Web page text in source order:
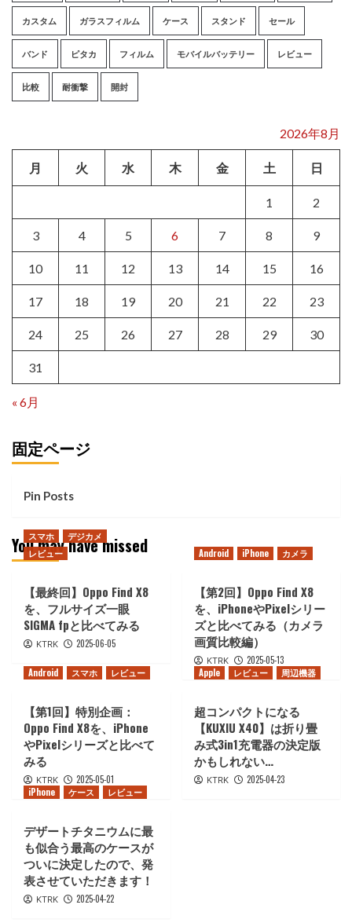
カスタム ガラスフィルム ケース スタンド セール
バンド ピタカ フィルム モバイルバッテリー レビュー
比較 耐衝撃 開封
2026年8月
月 火 水 木 金 土 日
1 2
3 4 5 6 7 8 9
10 11 12 13 14 15 16
17 18 19 20 21 22 23
24 25 26 27 28 29 30
31
« 6月
固定ページ
Pin Posts
You may have missed
スマホ
デジカメ
レビュー
【最終回】Oppo Find X8
を、フルサイズ一眼
SIGMA fpと比べてみる
KTRK 2025-06-05
Android iPhone カメラ
【第2回】Oppo Find X8
を、iPhoneやPixelシリー
ズと比べてみる（カメラ
画質比較編）
KTRK
2025-05-13
Android
スマホ レビュー
【第1回】特別企画：
Oppo Find X8を、iPhone
やPixelシリーズと比べて
みる
KTRK 2025-05-01
Apple レビュー 周辺機器
超コンパクトになる
【KUXIU X40】は折り畳
み式3in1充電器の決定版
かもしれない…
KTRK
2025-04-23
iPhone
ケース レビュー
デザートチタニウムに最
も似合う最高のケースが
ついに決定したので、発
表させていただきます！
KTRK 2025-04-22